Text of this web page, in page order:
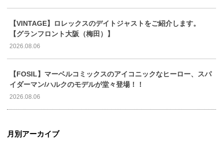
【VINTAGE】ロレックスのデイトジャストをご紹介します。
【グランフロント大阪（梅田）】
2026.08.06
【FOSIL】マーベルコミックスのアイコニックなヒーロー、スパ
イダーマン/ハルクのモデルが堂々登場！！
2026.08.06
月別アーカイブ